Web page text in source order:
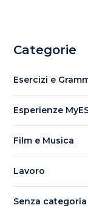
Categorie
Esercizi e
Esperienze
Film e Musica
Lavoro
Senza categoria